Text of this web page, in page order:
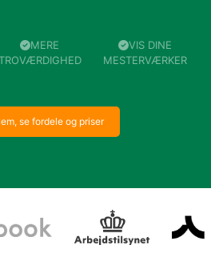
MERE
VIS DINE
MESTERVÆRKER
se fordele og priser